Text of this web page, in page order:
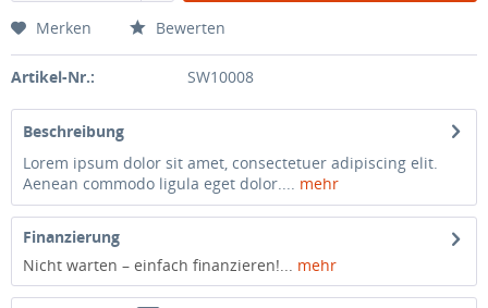
Merken Bewerten
Artikel-Nr.: SW10008
Beschreibung
Lorem ipsum dolor sit amet, consectetuer adipiscing elit.
Aenean commodo ligula eget dolor.... mehr
Finanzierung
Nicht warten – einfach finanzieren!... mehr